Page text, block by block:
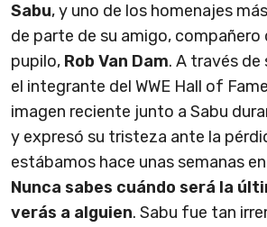
Sabu, y uno de los homenajes
de parte de su amigo, compañero
pupilo, Rob Van Dam. A través de
el integrante del WWE Hall of
imagen reciente junto a Sabu
y expresó su tristeza ante la
estábamos hace unas semanas
Nunca sabes cuándo será la
verás a alguien. Sabu fue tan